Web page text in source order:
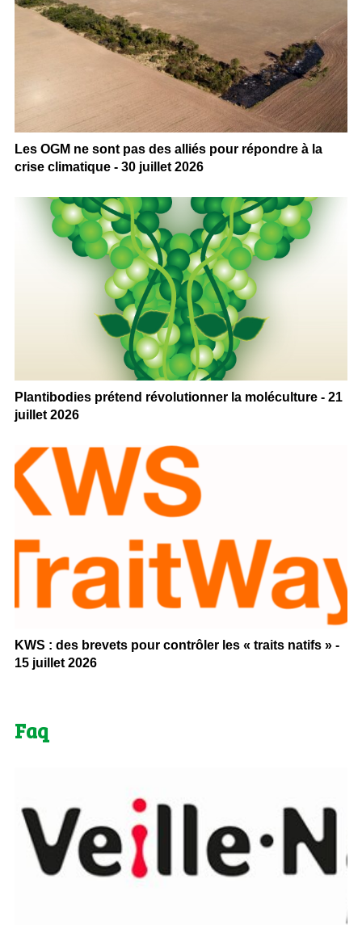
Les OGM ne sont pas des alliés pour répondre à la
crise climatique - 30 juillet 2026
Plantibodies prétend révolutionner la moléculture - 21
juillet 2026
KWS : des brevets pour contrôler les « traits natifs » -
15 juillet 2026
Faq